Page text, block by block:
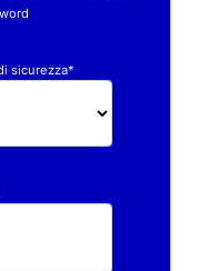
sicurezza*